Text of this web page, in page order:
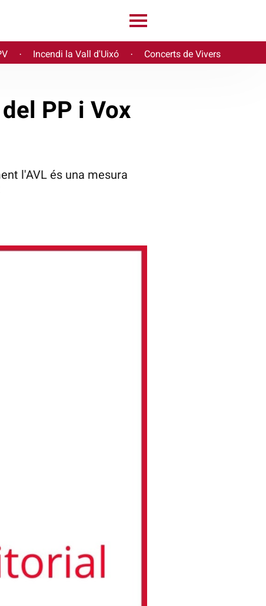
· Incendi la Vall d'Uixó · Concerts de Vivers
PP i Vox
l'AVL és una mesura